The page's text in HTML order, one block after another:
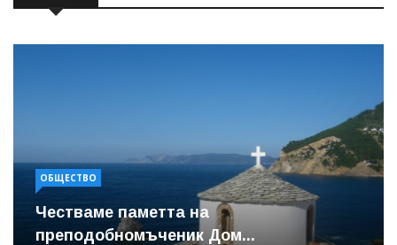
ОБЩЕСТВО
Честваме паметта на
преподобномъченик Дом...